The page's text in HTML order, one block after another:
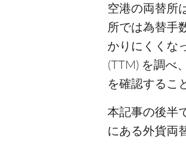
空港の両替所
所では為替手
かりにくくな
(TTM) を調べ
を確認するこ
本記事の後半
にある外貨両